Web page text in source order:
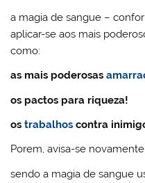
a magia de sangue –
aplicar-se aos mais
como:
as mais poderosas
os pactos para riqueza!
ostrabalhos contra
Porem, avisa-se novamente:
sendo a magia de sangue